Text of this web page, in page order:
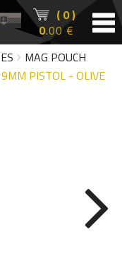
( 0 )
0.00 €
MAG POUCH
PISTOL - OLIVE